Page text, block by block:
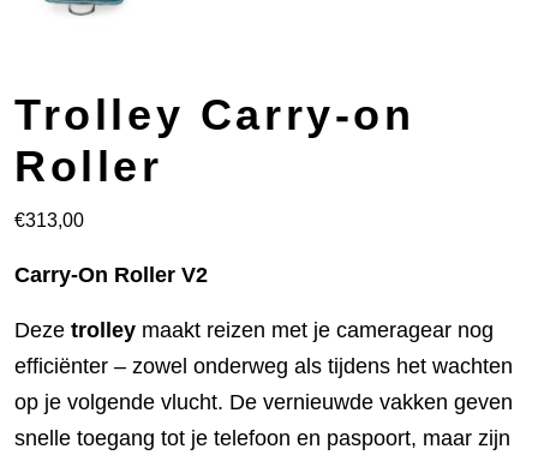
Trolley Carry-on
Roller
€313,00
Carry-On Roller V2
Deze trolley maakt reizen met je cameragear nog
efficiënter – zowel onderweg als tijdens het wachten
op je volgende vlucht. De vernieuwde vakken geven
snelle toegang tot je telefoon en paspoort, maar zijn